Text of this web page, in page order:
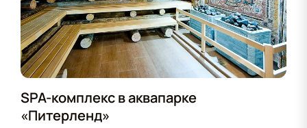
SPA-комплекс в аквапарке
«Питерленд»